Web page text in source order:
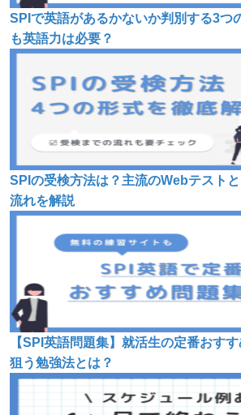
SPIで英語があるかないか判別する3つ
も英語力は必要？
SPIの受検方法は？主流のWebテスト
流れを解説
【SPI英語問題集】就活生の定番おす
狙う勉強法とは？